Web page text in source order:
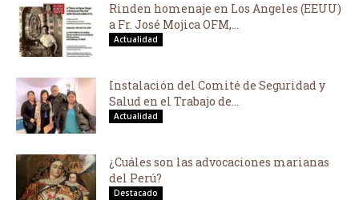
Rinden homenaje en Los Angeles (EEUU)
a Fr. José Mojica OFM,...
Actualidad
Instalación del Comité de Seguridad y
Salud en el Trabajo de...
Actualidad
¿Cuáles son las advocaciones marianas
del Perú?
Destacado